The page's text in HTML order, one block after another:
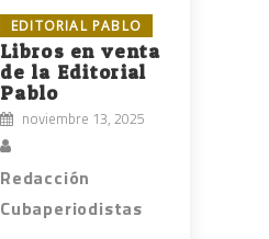
EDITORIAL PABLO
Libros en venta
de la Editorial
Pablo
noviembre 13, 2025
Redacción
Cubaperiodistas